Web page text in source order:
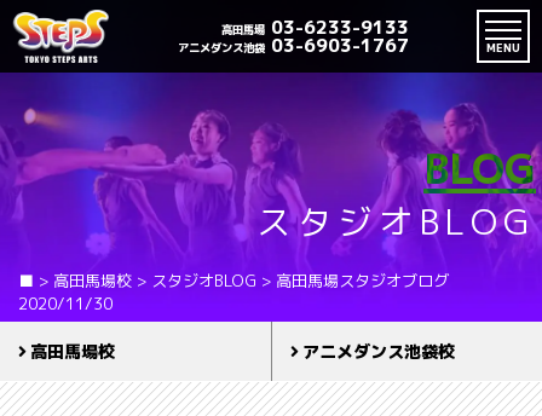
高田馬場 03-6233-9133
アニメダンス池袋 03-6903-1767 MENU
BLOG
スタジオBLOG
■ > 高田馬場校 > スタジオBLOG > 高田馬場スタジオブログ
2020/11/30
高田馬場校 アニメダンス池袋校